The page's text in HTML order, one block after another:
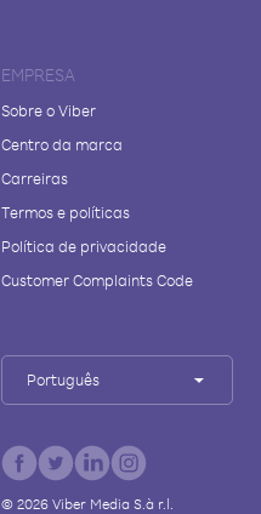
EMPRESA
Sobre o Viber
Centro da marca
Carreiras
Termos e políticas
Política de privacidade
Customer Complaints Code
Português
© 2026Viber Media S.à r.l.